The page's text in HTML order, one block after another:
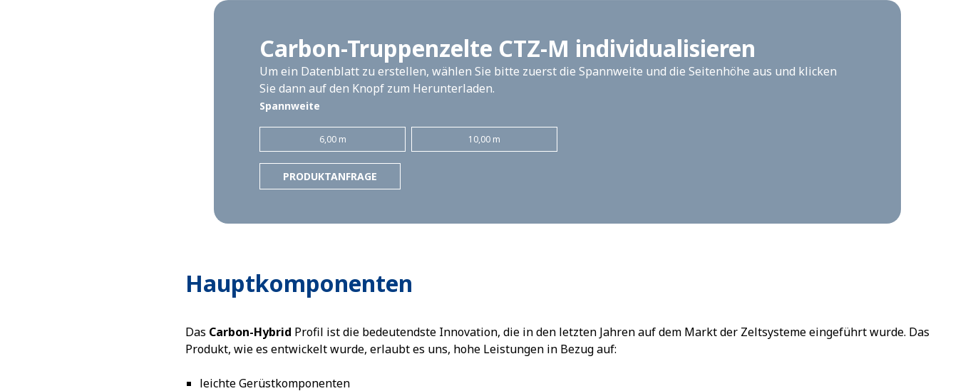
Carbon-Truppenzelte CTZ-M individualisieren
Um ein Datenblatt zu erstellen, wählen Sie bitte zuerst die Spannweite und die Seitenhöhe aus und klicken
Sie dann auf den Knopf zum Herunterladen.
Spannweite
6,00 m 10,00 m
PRODUKTANFRAGE
Hauptkomponenten
Das Carbon-Hybrid Profil ist die bedeutendste Innovation, die in den letzten Jahren auf dem Markt der Zeltsysteme eingeführt wurde. Das
Produkt, wie es entwickelt wurde, erlaubt es uns, hohe Leistungen in Bezug auf:
leichte Gerüstkomponenten